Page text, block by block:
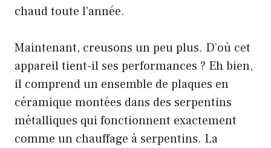
chaud toute l’année.
Maintenant, creusons un peu plus. D’où cet
appareil tient-il ses performances ? Eh bien,
il comprend un ensemble de plaques en
céramique montées dans des serpentins
métalliques qui fonctionnent exactement
comme un chauffage à serpentins. La